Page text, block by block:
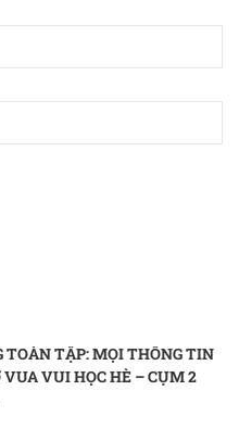
TOÀN TẬP: MỌI THÔNG TIN
VUA VUI HỌC HÈ – CỤM 2